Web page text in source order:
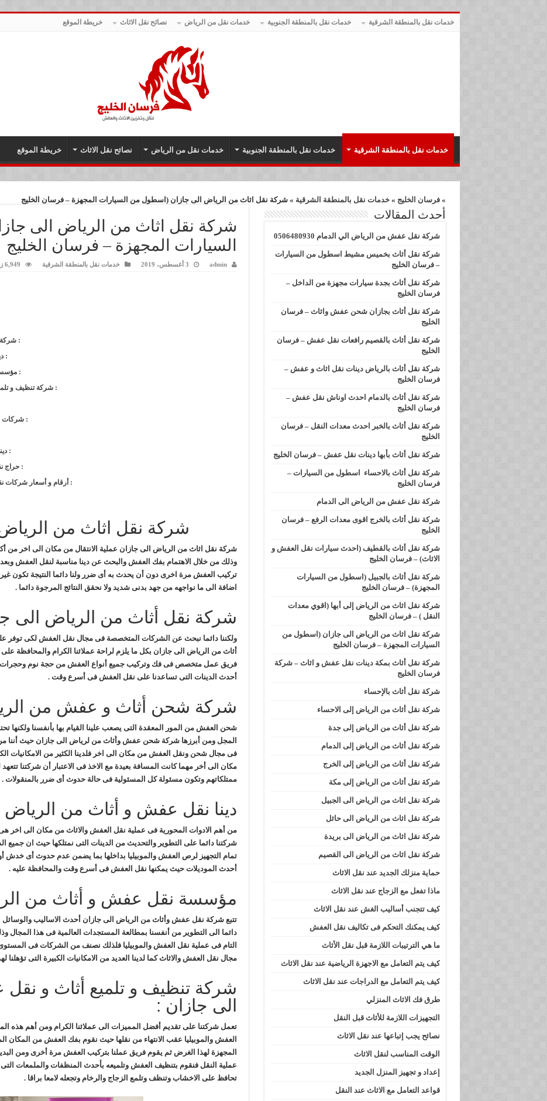
خدمات نقل بالمنطقة الشرقية خدمات نقل بالمنطقة الجنوبية خدمات نقل من الرياض نصائح نقل الاثاث خريطة الموقع
خدمات نقل بالمنطقة الشرقية خدمات نقل بالمنطقة الجنوبية خدمات نقل من الرياض نصائح نقل الاثاث خريطة الموقع
»فرسان الخليج »خدمات نقل بالمنطقة الشرقية »شركة نقل اثاث من الرياض الى جازان (اسطول من السيارات المجهزة – فرسان الخليج
شركة نقل اثاث من الرياض الى
السيارات المجهزة – فرسان الخليج
admin 3 أغسطس، 2019 خدمات نقل بالمنطقة الشرقية 6,949 زيارة
شركة شحن أثاث و عفش من الرياض الى جازان :
دينا نقل عفش و أثاث من الرياض الى جازان :
مؤسسة نقل عفش و أثاث من الرياض الى جازان :
شركة تنظيف و تلميع أثاث و نقل عفش من الرياض الى جازان :
شركات نقل العفش و الاثاث من الرياض الى جازان :
دينا نقل أثاث و عفش من الرياض الى جازان :
حراج نقل العفش و الاثاث من الرياض الى جازان :
أرقام و أسعار شركات نقل العفش و الاثاث من الرياض الى جازان :
شركة نقل اثاث من
شركة نقل اثاث من الرياض الى جازان عملية الانتقال من مكان الى اخر من
وذلك من خلال الاهتمام بفك العفش والبحث عن دينا مناسبة لنقل العفش
تركيب العفش مرة اخرى دون أن يحدث به أى ضرر ولنا دائما النتيجة تكون
اضافة الى ما نواجهه من جهد بدنى شديد ولا نحقق النتائج المرجوة دائما .
شركة نقل أثاث من الرياض الى
ولكننا دائما نبحث عن الشركات المتخصصة فى مجال نقل العفش لكى توفر
أثاث من الرياض الى جازان بكل ما يلزم لراحة عملائنا الكرام والمحافظة
فريق عمل متخصص فى فك وتركيب جميع أنواع العفش من حجة نوم وحجرات
أحدث الدينات التى تساعدنا على نقل العفش فى أسرع وقت .
شركة شحن أثاث و عفش من
شحن العفش من المور المعقدة التى يصعب علينا القيام بها بأنفسنا ولكنها
المجل ومن أبرزها شركة شحن عفش وأثاث من لرياض الى جازان حيث أننا
فى مجال شحن ونقل العفش من مكان الى اخر فلدينا الكثير من الامكانيات
مكان الى أخر مهما كانت المسافة بعيدة مع الاخذ فى الاعتبار أن شركتنا
ممتلكاتهم وتكون مسئولة كل المسئولية فى حالة حدوث أى ضرر بالمنقولات .
دينا نقل عفش و أثاث من الرياض
من أهم الادوات المحورية فى عملية نقل العفش والاثاث من مكان الى اخر
شركتنا دائما على التطوير والتحديث من الدينات التى نمتلكها حيث ان جميع
تمام التجهيز لرص العفش والموبيليا بداخلها بما يضمن عدم حدوث أى خدش
أحدث الموديلات حيث يمكنها نقل العفش فى أسرع وقت والمحافظة عليه .
مؤسسة نقل عفش و أثاث من
تتبع شركة نقل عفش وأثاث من الرياض الى جازان أحدث الاساليب والوسائل
دائما الى التطوير من أنفسنا بمطالعة المستجدات العالمية فى هذا المجال
التام فى عملية نقل العفش والموبيليا فلذلك نصنف من الشركات فى
مجال نقل العفش والاثاث كما لدينا العديد من الامكانيات الكبيرة التى تؤهلنا
شركة تنظيف و تلميع أثاث و
الى جازان :
تعمل شركتنا على تقديم أفضل المميزات الى عملائنا الكرام ومن أهم هذه
العفش والموبيليا عقب الانتهاء من نقلها حيث نقوم بفك العفش من المكان
المجهزة لهذا الغرض ثم يقوم فريق عملنا بتركيب العفش مرة أخرى ومن
عملية النقل فنقوم بتنظيف العفش وتلميعه بأحدث المنظفات والملمعات
تحافظ على الاخشاب وتنظف وتلمع الزجاج والرخام وتجعله لامعا براقا .
أحدث المقالات
شركة نقل عفش من الرياض الي الدمام 0506480930
شركة نقل أثاث بخميس مشيط اسطول من السيارات
– فرسان الخليج
شركة نقل أثاث بجدة سيارات مجهزة من الداخل –
فرسان الخليج
شركة نقل أثاث بجازان شحن عفش واثاث – فرسان
الخليج
شركة نقل أثاث بالقصيم رافعات نقل عفش – فرسان
الخليج
شركة نقل أثاث بالرياض دينات نقل اثاث و عفش –
فرسان الخليج
شركة نقل أثاث بالدمام احدث اوناش نقل عفش –
فرسان الخليج
شركة نقل أثاث بالخبر احدث معدات النقل – فرسان
الخليج
شركة نقل أثاث بأبها دينات نقل عفش – فرسان الخليج
شركة نقل أثاث بالاحساء اسطول من السيارات –
فرسان الخليج
شركة نقل عفش من الرياض الى الدمام
شركة نقل أثاث بالخرج اقوى معدات الرفع – فرسان
الخليج
شركة نقل أثاث بالقطيف (احدث سيارات نقل العفش و
الاثاث) – فرسان الخليج
شركة نقل أثاث بالجبيل (اسطول من السيارات
المجهزة) – فرسان الخليج
شركة نقل اثاث من الرياض إلى أبها (اقوي معدات
النقل ) – فرسان الخليج
شركة نقل اثاث من الرياض الى جازان (اسطول من
السيارات المجهزة – فرسان الخليج
شركة نقل أثاث بمكة دينات نقل عفش و اثاث – شركة
فرسان الخليج
شركة نقل أثاث بالإحساء
شركة نقل أثاث من الرياض إلى الاحساء
شركة نقل أثاث من الرياض إلى جدة
شركة نقل أثاث من الرياض إلى الدمام
شركة نقل أثاث من الرياض إلى الخرج
شركة نقل أثاث من الرياض إلى مكة
شركة نقل اثاث من الرياض الى الجبيل
شركة نقل اثاث من الرياض الى حائل
شركة نقل اثاث من الرياض الى بريدة
شركة نقل اثاث من الرياض الى القصيم
حماية منزلك الجديد عند نقل الاثاث
ماذا تفعل مع الزجاج عند نقل الاثاث
كيف تتجنب أساليب الغش عند نقل الاثاث
كيف يمكنك التحكم فى تكاليف نقل العفش
ما هي الترتيبات اللازمة قبل نقل الأثاث
كيف يتم التعامل مع الاجهزة الرياضية عند نقل الاثاث
كيف يتم التعامل مع الدراجات عند نقل الاثاث
طرق فك الاثاث المنزلي
التجهيزات اللازمة للأثاث قبل النقل
نصائح يجب إتباعها عند نقل الاثاث
الوقت المناسب لنقل الاثاث
إعداد و تجهيز المنزل الجديد
قواعد التعامل مع الاثاث عند النقل